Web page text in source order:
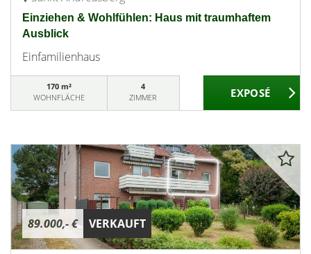
Einziehen & Wohlfühlen: Haus mit traumhaftem
Ausblick
Einfamilienhaus
170 m²
WOHNFLÄCHE
4
ZIMMER
89.000,- € VERKAUFT